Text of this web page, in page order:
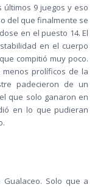
últimos 9 juegos y eso
del que finalmente se
en el puesto 14. El
en el cuerpo
compitió muy poco.
prolíficos de la
padecieron de un
que solo ganaron en
en lo que pudieran
Solo que a